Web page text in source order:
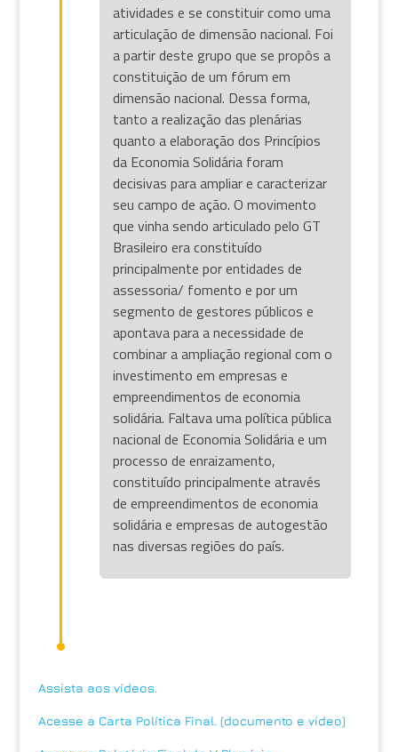
atividades e se constituir como uma
articulação de dimensão nacional. Foi
a partir deste grupo que se propôs a
constituição de um fórum em
dimensão nacional. Dessa forma,
tanto a realização das plenárias
quanto a elaboração dos Princípios
da Economia Solidária foram
decisivas para ampliar e caracterizar
seu campo de ação. O movimento
que vinha sendo articulado pelo GT
Brasileiro era constituído
principalmente por entidades de
assessoria/ fomento e por um
segmento de gestores públicos e
apontava para a necessidade de
combinar a ampliação regional com o
investimento em empresas e
empreendimentos de economia
solidária. Faltava uma política pública
nacional de Economia Solidária e um
processo de enraizamento,
constituído principalmente através
de empreendimentos de economia
solidária e empresas de autogestão
nas diversas regiões do país.
Assista aos vídeos.
Acesse a Carta Política Final. (documento e vídeo)